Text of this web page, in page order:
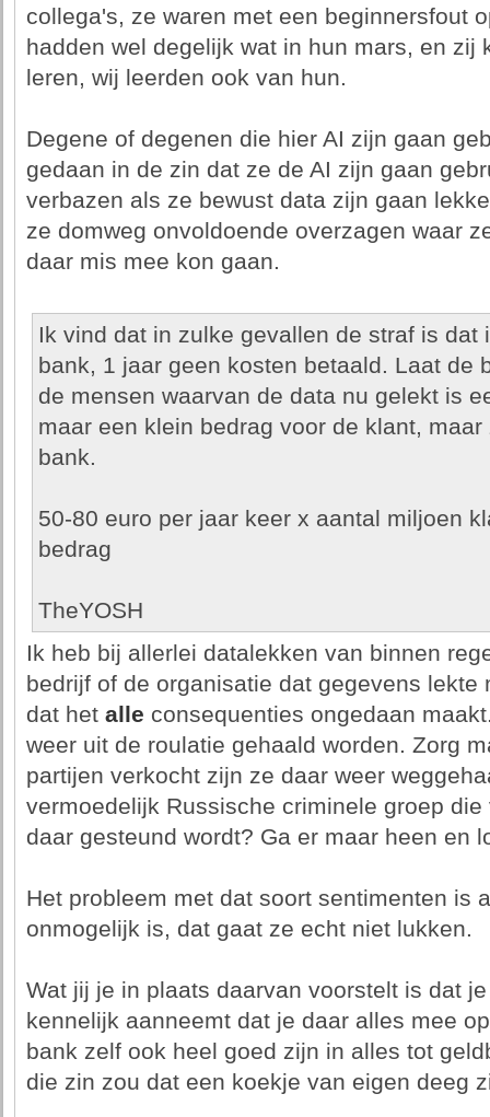
collega's, ze waren met een beginnersfout
hadden wel degelijk wat in hun mars, en zij
leren, wij leerden ook van hun.
Degene of degenen die hier AI zijn gaan
gedaan in de zin dat ze de AI zijn gaan
verbazen als ze bewust data zijn gaan
ze domweg onvoldoende overzagen waar
daar mis mee kon gaan.
Ik vind dat in zulke gevallen de straf is dat
bank, 1 jaar geen kosten betaald. Laat de
de mensen waarvan de data nu gelekt is
maar een klein bedrag voor de klant,
bank.
50-80 euro per jaar keer x aantal miljoen
bedrag
TheYOSH
Ik heb bij allerlei datalekken van binnen
bedrijf of de organisatie dat gegevens lekte
dat het alle consequenties ongedaan
weer uit de roulatie gehaald worden. Zorg
partijen verkocht zijn ze daar weer
vermoedelijk Russische criminele groep
daar gesteund wordt? Ga er maar heen en
Het probleem met dat soort sentimenten is
onmogelijk is, dat gaat ze echt niet lukken.
Wat jij je in plaats daarvan voorstelt is dat
kennelijk aanneemt dat je daar alles mee
bank zelf ook heel goed zijn in alles tot
die zin zou dat een koekje van eigen deeg